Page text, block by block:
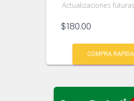
Actualizaciones futuras
$180.00
COMPRA RAPIDA